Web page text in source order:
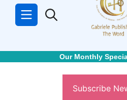
Our Monthly
Subscribe